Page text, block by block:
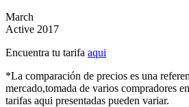
March
Active 2017
Encuentra tu tarifa aqui
*La comparación de precios es una
mercado,tomada de varios compradores
tarifas aqui presentadas pueden variar.